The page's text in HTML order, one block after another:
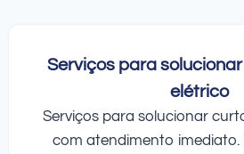
Serviços para
elétrico
Serviços para solucionar
com atendimento imediato.